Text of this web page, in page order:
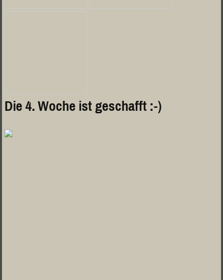
Die 4. Woche ist geschafft :-)